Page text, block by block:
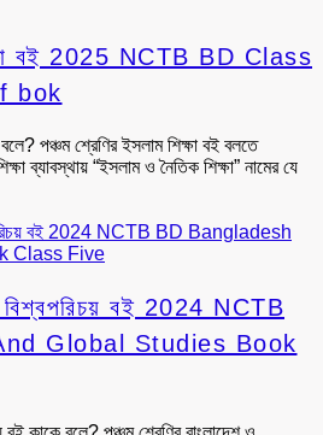
বই 2025 NCTB BD Class
bok
পঞ্চম শ্রেণির ইসলাম শিক্ষা বই বলতে
ব্যাবস্থায় “ইসলাম ও নৈতিক শিক্ষা” নামের যে
বিশ্বপরিচয় বই 2024 NCTB
Global Studies Book